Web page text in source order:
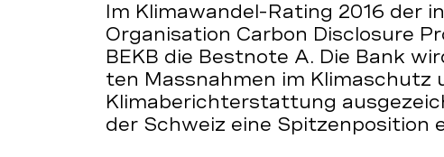
Im Klimawandel-Rating 2016 der
Organisation Carbon Disclosure
BEKB die Bestnote A. Die Bank
ten Massnahmen im Klimaschutz
Klimaberichterstattung
der Schweiz eine Spitzenposition